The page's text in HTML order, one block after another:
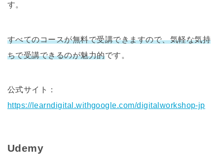
す。
すべてのコースが無料で受講できますので、気軽な気持
ちで受講できるのが魅力的です。
公式サイト：
https://learndigital.withgoogle.com/digitalworkshop-jp
Udemy